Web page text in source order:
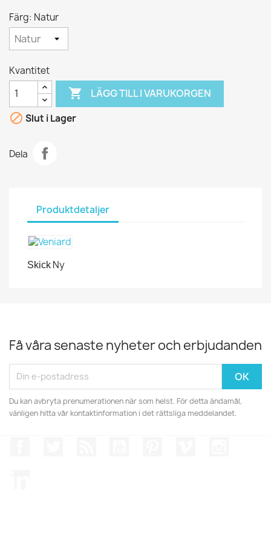
Färg: Natur
Kvantitet
 LÄGG TILL I VARUKORGEN
 Slut i Lager
Dela
Produktdetaljer
Skick Ny
Få våra senaste nyheter och erbjudanden
Du kan avbryta prenumerationen när som helst. För detta ändamål,
vänligen hitta vår kontaktinformation i det rättsliga meddelandet.